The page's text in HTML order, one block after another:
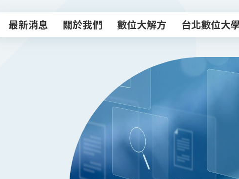
最新消息
關於我們
數位大解方
數位轉型諮商室
專業顧問團
數位補給站
台北數位大